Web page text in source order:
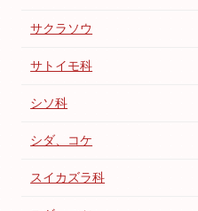
サクラソウ
サトイモ科
シソ科
シダ、コケ
スイカズラ科